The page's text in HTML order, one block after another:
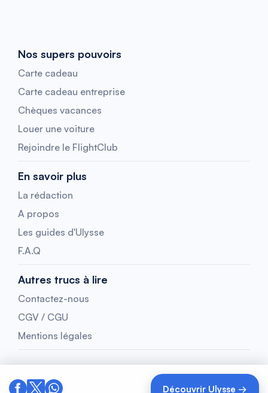
Découvrir Ulysse →
Nos supers pouvoirs
Carte cadeau
Carte cadeau entreprise
Chèques vacances
Louer une voiture
Rejoindre le FlightClub
En savoir plus
La rédaction
A propos
Les guides d'Ulysse
F.A.Q
Autres trucs à lire
Contactez-nous
CGV / CGU
Mentions légales